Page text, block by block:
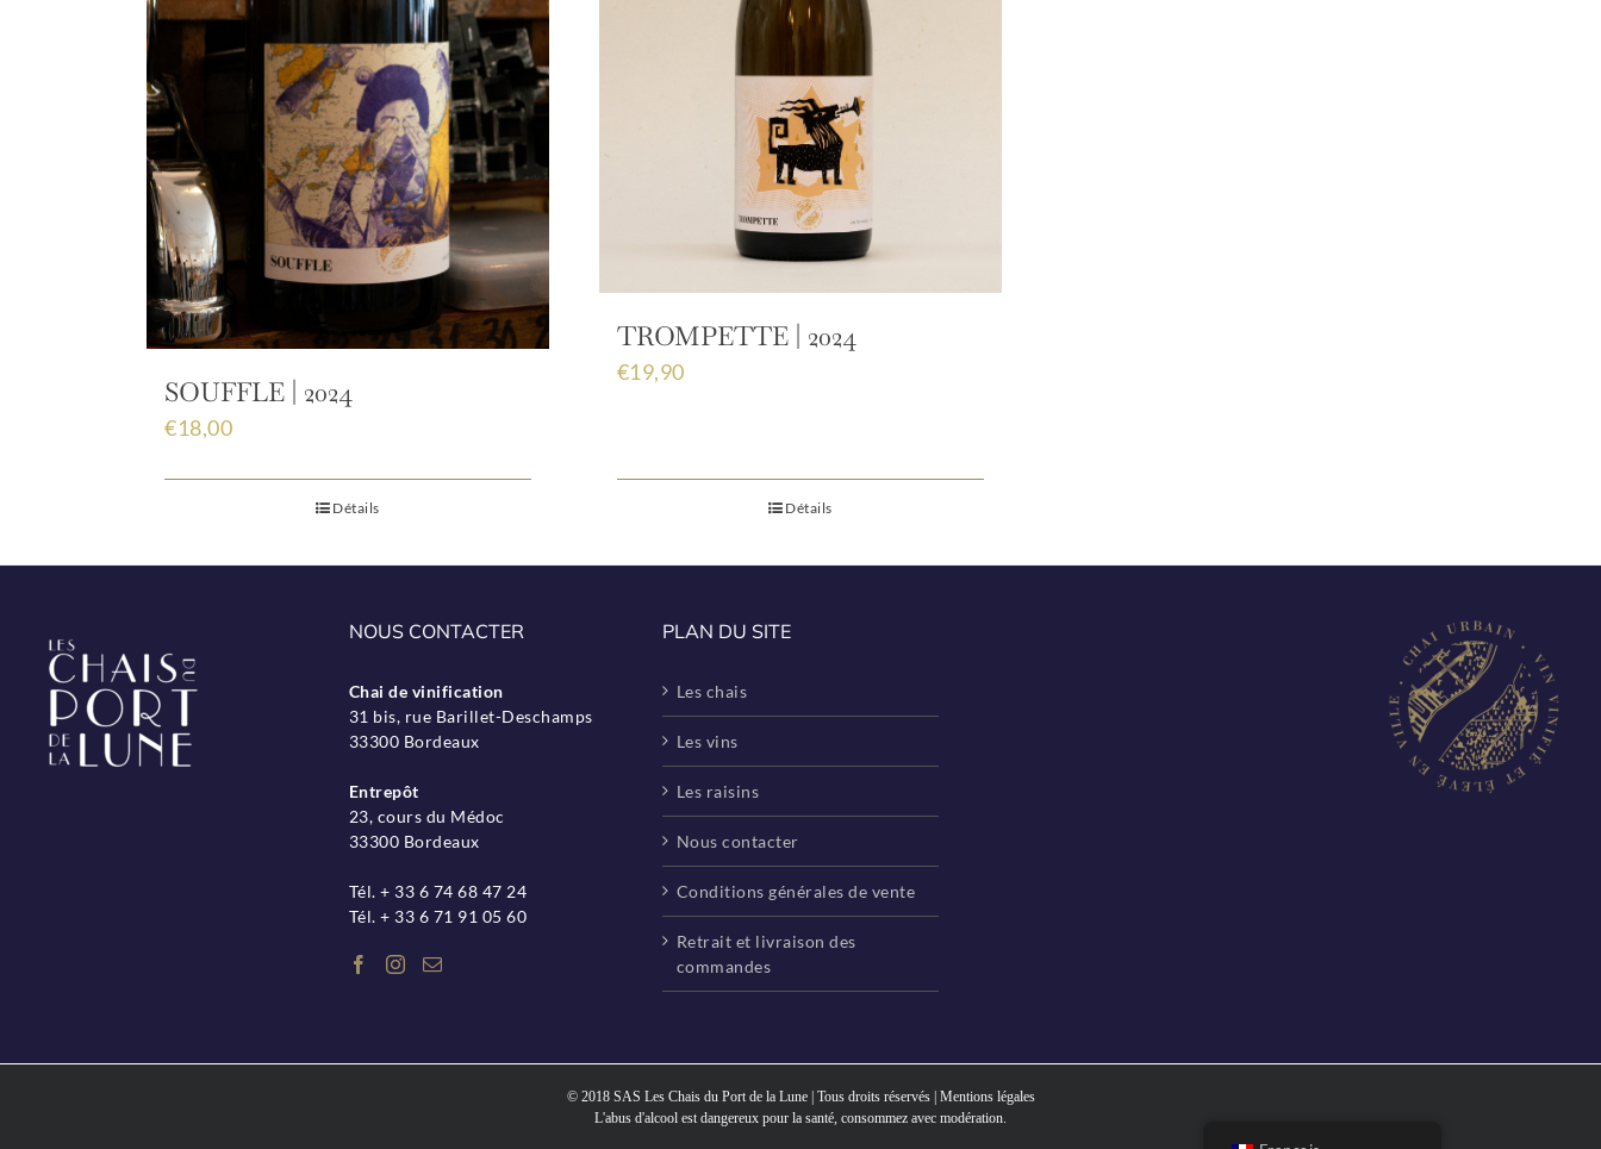
SOUFFLE | 2024
€18,00
Détails
TROMPETTE | 2024
€19,90
Détails
NOUS CONTACTER
Chai de vinification
31 bis, rue Barillet-Deschamps
33300 Bordeaux
Entrepôt
23, cours du Médoc
33300 Bordeaux
Tél. + 33 6 74 68 47 24
Tél. + 33 6 71 91 05 60
PLAN DU SITE
Les chais
Les vins
Les raisins
Nous contacter
Conditions générales de vente
Retrait et livraison des
commandes
© 2018 SAS Les Chais du Port de la Lune | Tous droits réservés | Mentions légales
L'abus d'alcool est dangereux pour la santé, consommez avec modération.